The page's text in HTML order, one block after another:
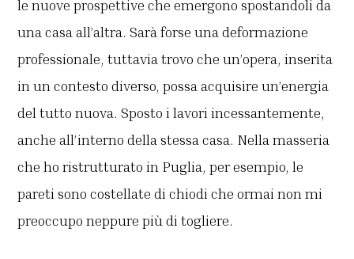
le nuove prospettive che emergono spostandoli da
una casa all’altra. Sarà forse una deformazione
professionale, tuttavia trovo che un’opera, inserita
in un contesto diverso, possa acquisire un’energia
del tutto nuova. Sposto i lavori incessantemente,
anche all’interno della stessa casa. Nella masseria
che ho ristrutturato in Puglia, per esempio, le
pareti sono costellate di chiodi che ormai non mi
preoccupo neppure più di togliere.